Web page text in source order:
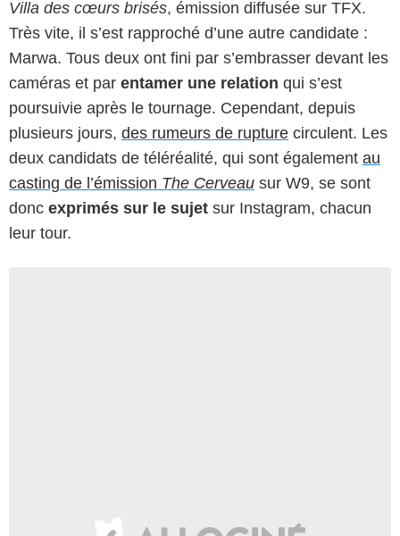
Villa des cœurs brisés, émission diffusée sur TFX.
Très vite, il s’est rapproché d’une autre candidate :
Marwa. Tous deux ont fini par s’embrasser devant les
caméras et par entamer une relation qui s’est
poursuivie après le tournage. Cependant, depuis
plusieurs jours, des rumeurs de rupture circulent. Les
deux candidats de téléréalité, qui sont également au
casting de l’émission The Cerveau sur W9, se sont
donc exprimés sur le sujet sur Instagram, chacun
leur tour.